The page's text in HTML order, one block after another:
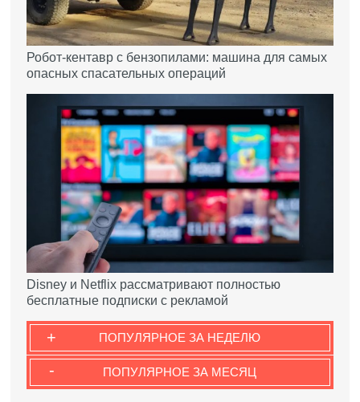
Робот-кентавр с бензопилами: машина для самых
опасных спасательных операций
Disney и Netflix рассматривают полностью
бесплатные подписки с рекламой
ПОПУЛЯРНОЕ ЗА НЕДЕЛЮ
+
ПОПУЛЯРНОЕ ЗА МЕСЯЦ
-